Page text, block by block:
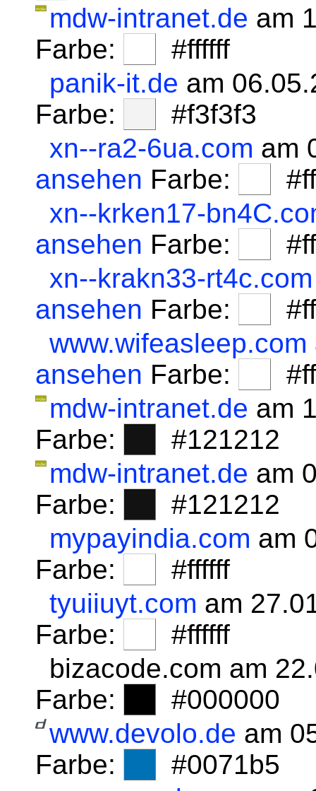
mdw-intranet.de am
Farbe:
#ffffff
panik-it.de am
Farbe:
#f3f3f3
xn--ra2-6ua.com am
ansehen Farbe:
xn--krken17-
ansehen Farbe:
xn--krakn33-rt4c.com
ansehen Farbe:
www.wifeasleep.com
ansehen Farbe:
mdw-intranet.de am
Farbe:
#121212
mdw-intranet.de am
Farbe:
#121212
mypayindia.com am
Farbe:
#ffffff
tyuiiuyt.com am
Farbe:
#ffffff
bizacode.com am
Farbe:
#000000
www.devolo.de am
Farbe:
#0071b5